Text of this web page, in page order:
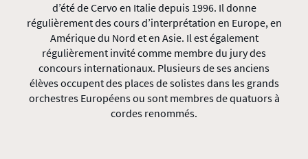
d’été de Cervo en Italie depuis 1996. Il donne
régulièrement des cours d’interprétation en Europe, en
Amérique du Nord et en Asie. Il est également
régulièrement invité comme membre du jury des
concours internationaux. Plusieurs de ses anciens
élèves occupent des places de solistes dans les grands
orchestres Européens ou sont membres de quatuors à
cordes renommés.